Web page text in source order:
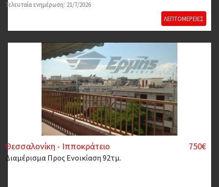
Τελευταία ενημέρωση: 21/7/2026
ΛΕΠΤΟΜΕΡΕΙΕΣ
Θεσσαλονίκη - Ιπποκράτειο 750€
Διαμέρισμα Προς Ενοικίαση 92τμ.